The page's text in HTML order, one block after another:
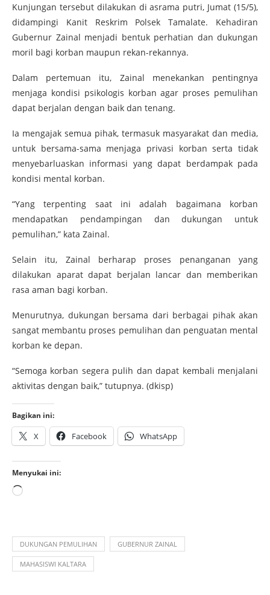
Kunjungan tersebut dilakukan di asrama putri, Jumat (15/5),
didampingi Kanit Reskrim Polsek Tamalate. Kehadiran
Gubernur Zainal menjadi bentuk perhatian dan dukungan
moril bagi korban maupun rekan-rekannya.
Dalam pertemuan itu, Zainal menekankan pentingnya
menjaga kondisi psikologis korban agar proses pemulihan
dapat berjalan dengan baik dan tenang.
Ia mengajak semua pihak, termasuk masyarakat dan media,
untuk bersama-sama menjaga privasi korban serta tidak
menyebarluaskan informasi yang dapat berdampak pada
kondisi mental korban.
“Yang terpenting saat ini adalah bagaimana korban
mendapatkan pendampingan dan dukungan untuk
pemulihan,” kata Zainal.
Selain itu, Zainal berharap proses penanganan yang
dilakukan aparat dapat berjalan lancar dan memberikan
rasa aman bagi korban.
Menurutnya, dukungan bersama dari berbagai pihak akan
sangat membantu proses pemulihan dan penguatan mental
korban ke depan.
“Semoga korban segera pulih dan dapat kembali menjalani
aktivitas dengan baik,” tutupnya. (dkisp)
Bagikan ini:
X Facebook WhatsApp
Menyukai ini:
DUKUNGAN PEMULIHAN GUBERNUR ZAINAL
MAHASISWI KALTARA